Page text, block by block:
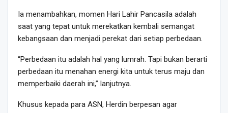
Ia menambahkan, momen Hari Lahir Pancasila adalah
saat yang tepat untuk merekatkan kembali semangat
kebangsaan dan menjadi perekat dari setiap perbedaan.
“Perbedaan itu adalah hal yang lumrah. Tapi bukan berarti
perbedaan itu menahan energi kita untuk terus maju dan
memperbaiki daerah ini,” lanjutnya.
Khusus kepada para ASN, Herdin berpesan agar